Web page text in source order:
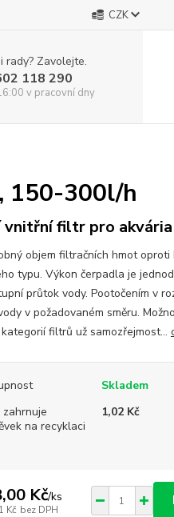
CZK
rady? Zavolejte.
118 290
v pracovní dny
150-300l/h
vnitřní filtr pro
objem filtračních hmot
typu. Výkon čerpadla je
průtok vody. Pootočením v
v požadovaném směru.
filtrů už samozřejmost...
Skladem
zahrnuje
na recyklaci
1,02 Kč
Kč/ks
Kč bez DPH